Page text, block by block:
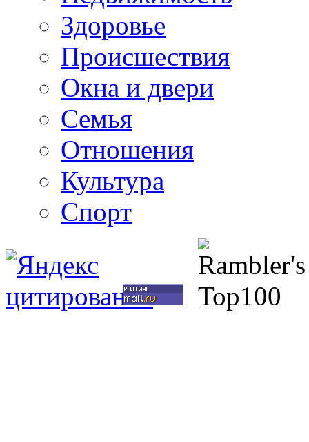
Здоровье
Происшествия
Окна и двери
Семья
Отношения
Культура
Спорт